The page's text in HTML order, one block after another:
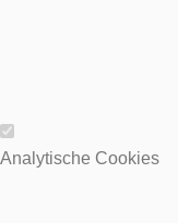
Wesentliche Cookies
Analytische Cookies